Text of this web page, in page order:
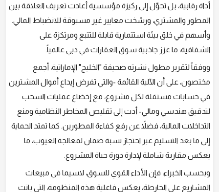
أداة رقابية، بل تحوّل إلى ركيزة مؤسسية أعادت تعريف العلاقة بين
المطور والمشتري، ورسّخت معايير غير مسبوقة للانضباط المالي.
وأسهم في خلق بيئة استثمارية قابلة للتتبع ومرتكزة على
الشفافية، ما عزز جاذبية سوق العقارات في دبي عالمياً.
ووفقاً لتقرير مطول نشرته صحيفة "الخليج" الإماراتية، أجمع
مختصون، على أن الآلية القائمة -والتي تفرض إيداع أموال المشترين
في حسابات مستقلة لكل مشروع، مع إخضاع عمليات السحب
لتدقيق هندسي ومالي- أدت إلى تقليص المخاطر النظامية ومنع
التداخلات المالية، فضلاً عن رفع كفاءة المطورين. كما تمتد الحماية
إلى ما بعد التسليم عبر احتجاز نسبة ضمان لمعالجة العيوب، ما
يعكس مقاربة شاملة لإدارة دورة حياة المشروع.
وبحسب الخبراء، فإن الأداء القوي للسوق، لاسيما في مبيعات
المشاريع على الخارطة، يعكس فاعلية هذه المنظومة، التي باتت